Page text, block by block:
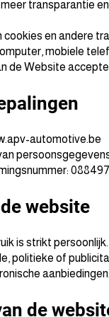
transparantie
en andere
mobiele
de Website
automotive.be
website
is strikt
politieke of
aanbiedingen.
de